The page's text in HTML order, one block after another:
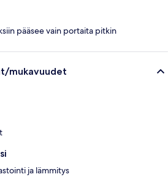
pääsee vain portaita pitkin
mukavuudet
ja lämmitys